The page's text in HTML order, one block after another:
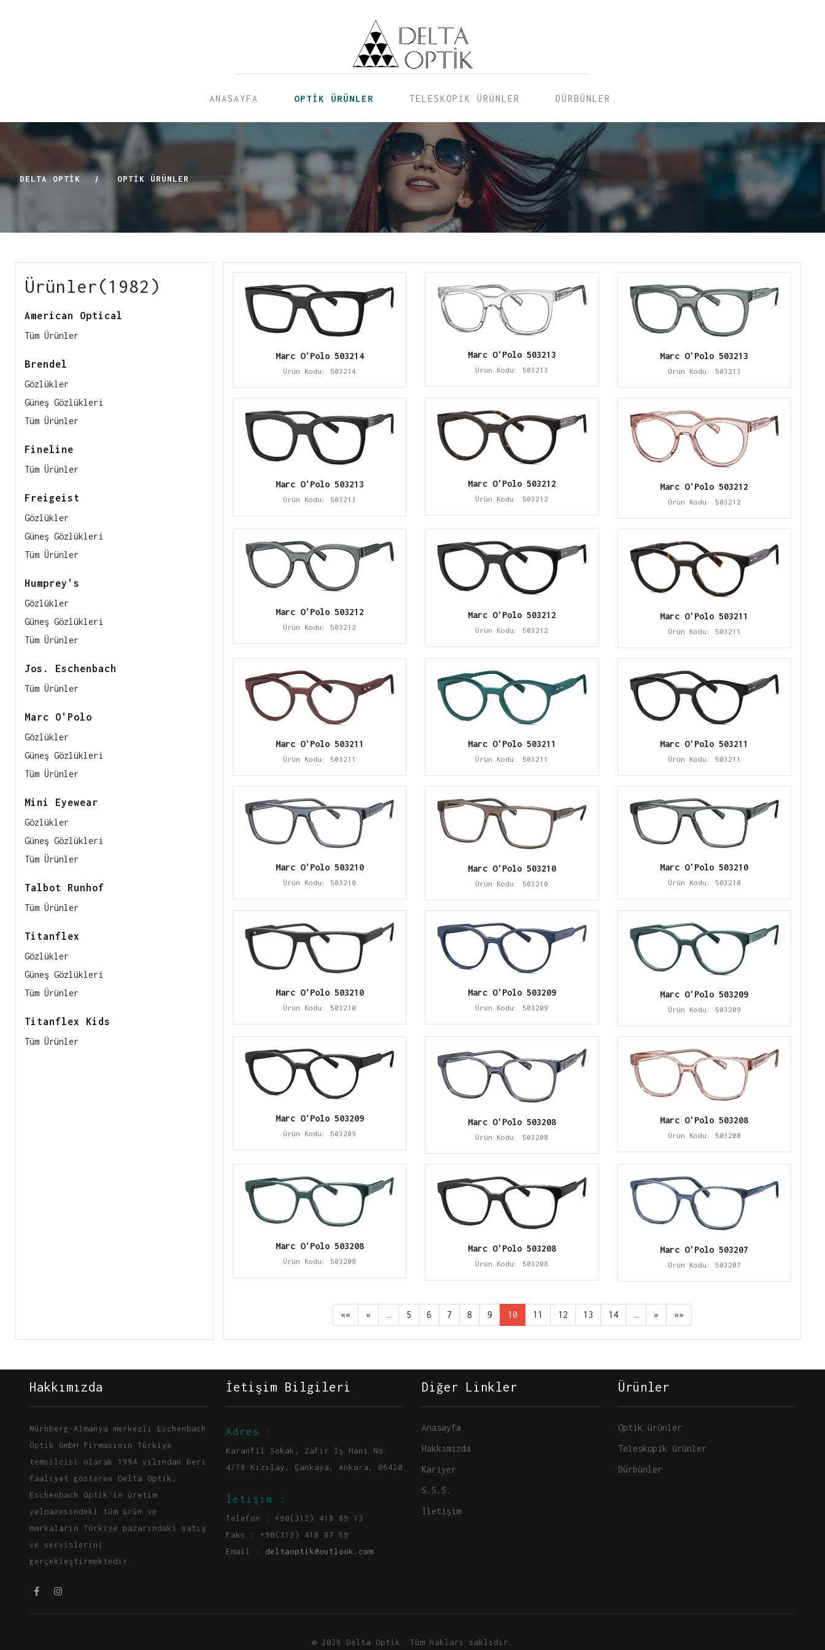
ANASAYFA OPTİK ÜRÜNLER TELESKOPİK ÜRÜNLER DÜRBÜNLER
DELTA OPTİK | OPTIK ÜRÜNLER
Ürünler(1982)
American Optical
Tüm Ürünler
Brendel
Gözlükler
Güneş Gözlükleri
Tüm Ürünler
Fineline
Tüm Ürünler
Freigeist
Gözlükler
Güneş Gözlükleri
Tüm Ürünler
Humprey's
Gözlükler
Güneş Gözlükleri
Tüm Ürünler
Jos. Eschenbach
Tüm Ürünler
Marc O'Polo
Gözlükler
Güneş Gözlükleri
Tüm Ürünler
Mini Eyewear
Gözlükler
Güneş Gözlükleri
Tüm Ürünler
Talbot Runhof
Tüm Ürünler
Titanflex
Gözlükler
Güneş Gözlükleri
Tüm Ürünler
Titanflex Kids
Tüm Ürünler
Marc O'Polo 503214
Ürün Kodu: 503214
Marc O'Polo 503213
Ürün Kodu: 503213
Marc O'Polo 503213
Ürün Kodu: 503213
Marc O'Polo 503213
Ürün Kodu: 503213
Marc O'Polo 503212
Ürün Kodu: 503212
Marc O'Polo 503212
Ürün Kodu: 503212
Marc O'Polo 503212
Ürün Kodu: 503212
Marc O'Polo 503212
Ürün Kodu: 503212
Marc O'Polo 503211
Ürün Kodu: 503211
Marc O'Polo 503211
Ürün Kodu: 503211
Marc O'Polo 503211
Ürün Kodu: 503211
Marc O'Polo 503211
Ürün Kodu: 503211
Marc O'Polo 503210
Ürün Kodu: 503210
Marc O'Polo 503210
Ürün Kodu: 503210
Marc O'Polo 503210
Ürün Kodu: 503210
Marc O'Polo 503210
Ürün Kodu: 503210
Marc O'Polo 503209
Ürün Kodu: 503209
Marc O'Polo 503209
Ürün Kodu: 503209
Marc O'Polo 503209
Ürün Kodu: 503209
Marc O'Polo 503208
Ürün Kodu: 503208
Marc O'Polo 503208
Ürün Kodu: 503208
Marc O'Polo 503208
Ürün Kodu: 503208
Marc O'Polo 503208
Ürün Kodu: 503208
Marc O'Polo 503207
Ürün Kodu: 503207
«« « … 5 6 7 8 9 10 11 12 13 14 … » »»
Hakkımızda
Nürnberg-Almanya merkezli Eschenbach
Optik GmbH firmasının Türkiye
temsilcisi olarak 1994 yılından beri
faaliyet gösteren Delta Optik,
Eschenbach Optik'in üretim
yelpazesindeki tüm ürün ve
markaların Türkiye pazarındaki satış
ve servislerini
gerçekleştirmektedir.
İetişim Bilgileri
Adres :
Karanfil Sokak, Zafir İş Hanı No:
4/78 Kızılay, Çankaya, Ankara, 06420
İetişim :
Telefon : +90(312) 418 89 13
Faks : +90(312) 418 87 59
Email : deltaoptik@outlook.com
Diğer Linkler
Anasayfa
Hakkımızda
Kariyer
S.S.S.
İletişim
Ürünler
Optik ürünler
Teleskopik ürünler
Dürbünler
© 2026 Delta Optik. Tüm hakları saklıdır.